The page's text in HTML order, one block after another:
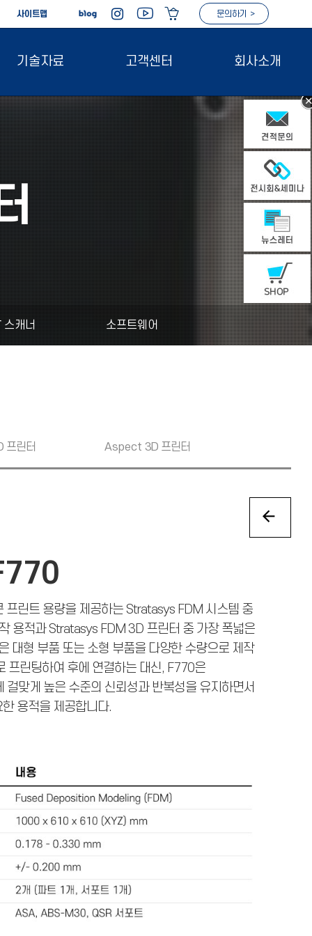
사이트맵 문의하기 >
기술자료 고객센터 회사소개
스캐너 소프트웨어
프린터 Aspect 3D 프린터
린트 용량을 제공하는 Stratasys FDM 시스템 중
용적과 Stratasys FDM 3D 프린터 중 가장 폭넓은
대형 부품 또는 소형 부품을 다양한 수량으로 제작
프린팅하여 후에 연결하는 대신, F770은
맞게 높은 수준의 신뢰성과 반복성을 유지하면서
용적을 제공합니다.